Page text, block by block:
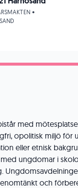
med
opolitisk miljö för
eller etnisk
ungdomar i
och
•